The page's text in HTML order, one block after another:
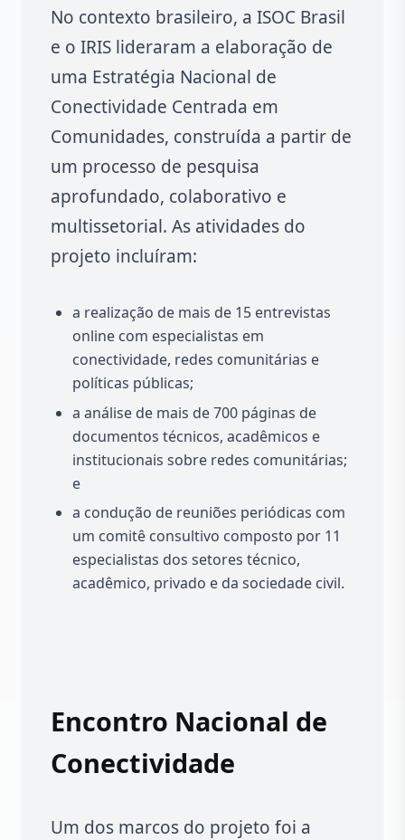
No contexto brasileiro, a ISOC Brasil
e o IRIS lideraram a elaboração de
uma Estratégia Nacional de
Conectividade Centrada em
Comunidades, construída a partir de
um processo de pesquisa
aprofundado, colaborativo e
multissetorial. As atividades do
projeto incluíram:
a realização de mais de 15 entrevistas
online com especialistas em
conectividade, redes comunitárias e
políticas públicas;
a análise de mais de 700 páginas de
documentos técnicos, acadêmicos e
institucionais sobre redes comunitárias;
e
a condução de reuniões periódicas com
um comitê consultivo composto por 11
especialistas dos setores técnico,
acadêmico, privado e da sociedade civil.
Encontro Nacional de
Conectividade
Um dos marcos do projeto foi a